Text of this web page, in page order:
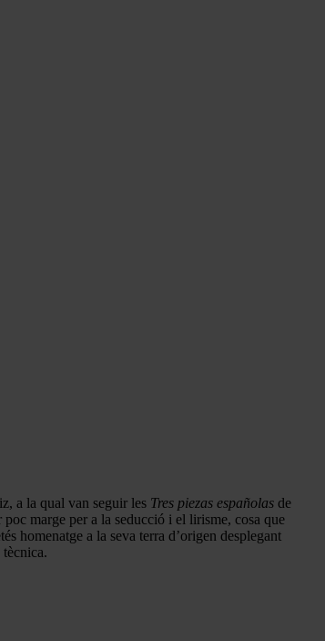
a la qual van seguir les Tres piezas españolas de
marge per a la seducció i el lirisme, cosa que
homenatge a la seva terra d’origen desplegant